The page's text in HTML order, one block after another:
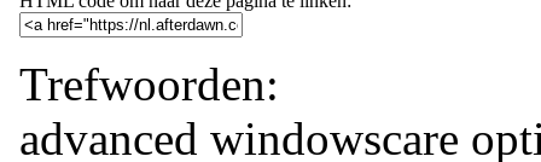
Trefwoorden:
advanced windowscare